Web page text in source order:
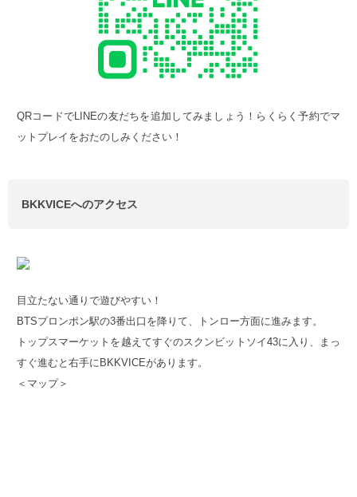
QRコードでLINEの友だちを追加してみましょう！らくらく予約でマ
ットプレイをおたのしみください！
BKKVICEへのアクセス
目立たない通りで遊びやすい！
BTSプロンポン駅の3番出口を降りて、トンロー方面に進みます。
トップスマーケットを越えてすぐのスクンビットソイ43に入り、まっ
すぐ進むと右手にBKKVICEがあります。
＜マップ＞